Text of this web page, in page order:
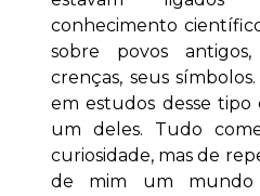
conhecimento
sobre povos
crenças, seus
em estudos desse
um deles. Tudo
curiosidade, mas de
de mim um mundo